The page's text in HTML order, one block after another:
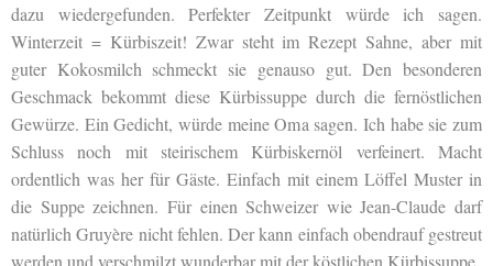
dazu wiedergefunden. Perfekter Zeitpunkt würde ich sagen.
Winterzeit = Kürbiszeit! Zwar steht im Rezept Sahne, aber mit
guter Kokosmilch schmeckt sie genauso gut. Den besonderen
Geschmack bekommt diese Kürbissuppe durch die fernöstlichen
Gewürze. Ein Gedicht, würde meine Oma sagen. Ich habe sie zum
Schluss noch mit steirischem Kürbiskernöl verfeinert. Macht
ordentlich was her für Gäste. Einfach mit einem Löffel Muster in
die Suppe zeichnen. Für einen Schweizer wie Jean-Claude darf
natürlich Gruyère nicht fehlen. Der kann einfach obendrauf gestreut
werden und verschmilzt wunderbar mit der köstlichen Kürbissuppe.